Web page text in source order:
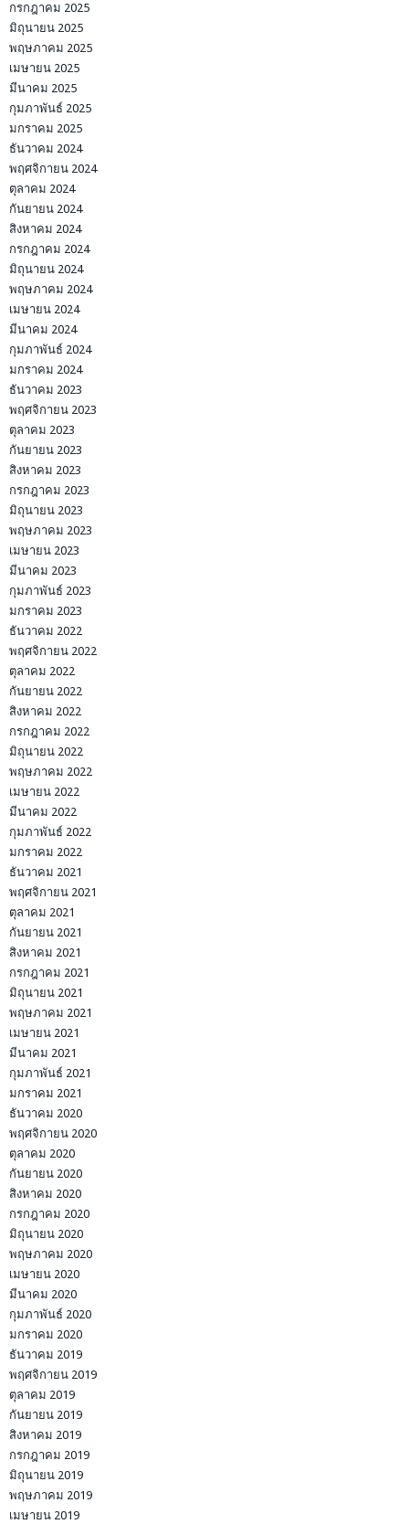
กรกฎาคม 2025
มิถุนายน 2025
พฤษภาคม 2025
เมษายน 2025
มีนาคม 2025
กุมภาพันธ์ 2025
มกราคม 2025
ธันวาคม 2024
พฤศจิกายน 2024
ตุลาคม 2024
กันยายน 2024
สิงหาคม 2024
กรกฎาคม 2024
มิถุนายน 2024
พฤษภาคม 2024
เมษายน 2024
มีนาคม 2024
กุมภาพันธ์ 2024
มกราคม 2024
ธันวาคม 2023
พฤศจิกายน 2023
ตุลาคม 2023
กันยายน 2023
สิงหาคม 2023
กรกฎาคม 2023
มิถุนายน 2023
พฤษภาคม 2023
เมษายน 2023
มีนาคม 2023
กุมภาพันธ์ 2023
มกราคม 2023
ธันวาคม 2022
พฤศจิกายน 2022
ตุลาคม 2022
กันยายน 2022
สิงหาคม 2022
กรกฎาคม 2022
มิถุนายน 2022
พฤษภาคม 2022
เมษายน 2022
มีนาคม 2022
กุมภาพันธ์ 2022
มกราคม 2022
ธันวาคม 2021
พฤศจิกายน 2021
ตุลาคม 2021
กันยายน 2021
สิงหาคม 2021
กรกฎาคม 2021
มิถุนายน 2021
พฤษภาคม 2021
เมษายน 2021
มีนาคม 2021
กุมภาพันธ์ 2021
มกราคม 2021
ธันวาคม 2020
พฤศจิกายน 2020
ตุลาคม 2020
กันยายน 2020
สิงหาคม 2020
กรกฎาคม 2020
มิถุนายน 2020
พฤษภาคม 2020
เมษายน 2020
มีนาคม 2020
กุมภาพันธ์ 2020
มกราคม 2020
ธันวาคม 2019
พฤศจิกายน 2019
ตุลาคม 2019
กันยายน 2019
สิงหาคม 2019
กรกฎาคม 2019
มิถุนายน 2019
พฤษภาคม 2019
เมษายน 2019